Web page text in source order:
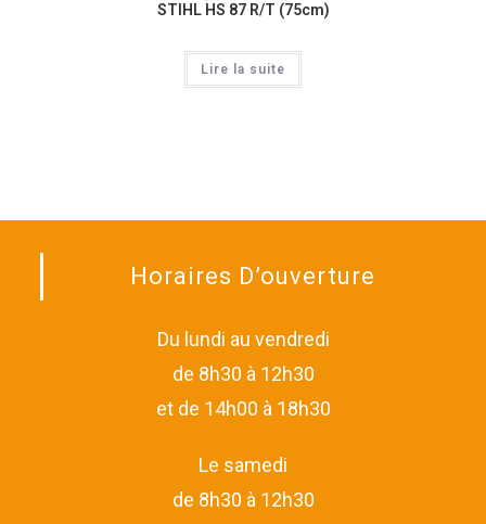
STIHL HS 87 R/T (75cm)
Lire la suite
Horaires D’ouverture
Du lundi au vendredi
de 8h30 à 12h30
et de 14h00 à 18h30
Le samedi
de 8h30 à 12h30